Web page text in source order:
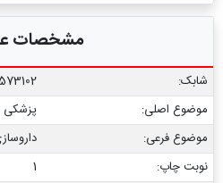
مشخصات
شابک:
موضوع اصلی:
پزشکی
موضوع فرعی:
نوبت چاپ:
1